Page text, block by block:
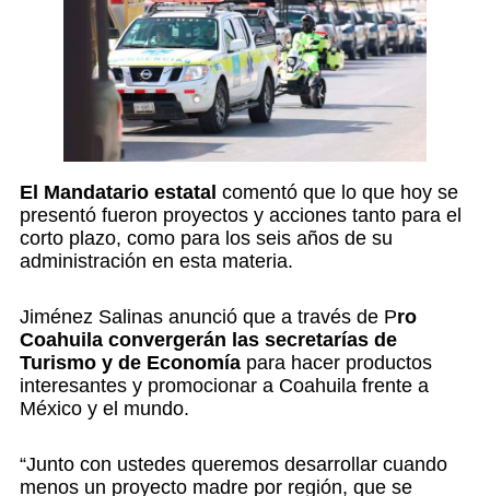
El Mandatario estatal comentó que lo que hoy se
presentó fueron proyectos y acciones tanto para el
corto plazo, como para los seis años de su
administración en esta materia.
Jiménez Salinas anunció que a través de Pro
Coahuila convergerán las secretarías de
Turismo y de Economía para hacer productos
interesantes y promocionar a Coahuila frente a
México y el mundo.
“Junto con ustedes queremos desarrollar cuando
menos un proyecto madre por región, que se